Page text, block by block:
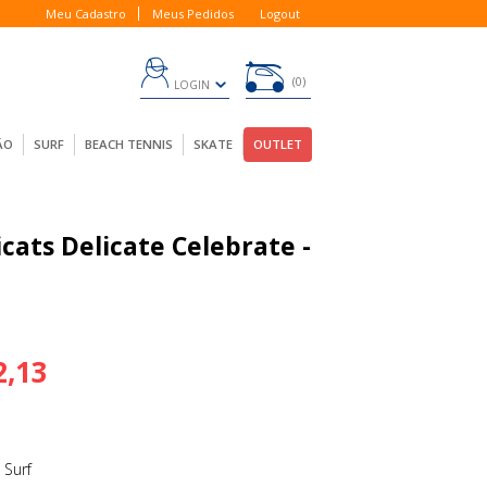
Meu Cadastro Meus Pedidos Logout
LOGIN 0
SURF BEACH TENNIS SKATE OUTLET
Delicate Celebrate -
Surf